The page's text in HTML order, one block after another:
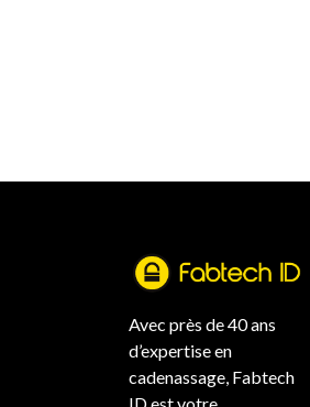
Avec près de 40 ans
d’expertise en
cadenassage, Fabtech
ID est votre